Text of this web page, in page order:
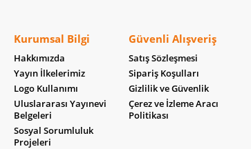
Kurumsal Bilgi
Hakkımızda
Yayın İlkelerimiz
Logo Kullanımı
Uluslararası Yayınevi
Belgeleri
Sosyal Sorumluluk
Projeleri
Güvenli Alışveriş
Satış Sözleşmesi
Sipariş Koşulları
Gizlilik ve Güvenlik
Çerez ve İzleme Aracı
Politikası